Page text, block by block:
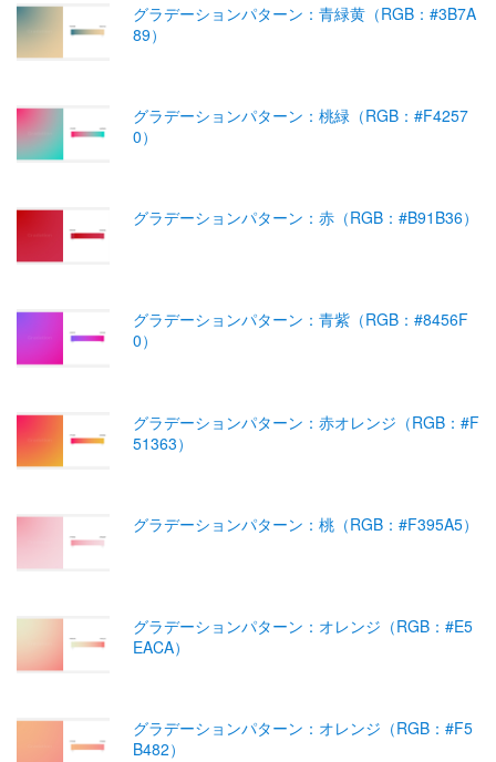
グラデーションパターン：青緑黄（RGB：#3B7A
89）
グラデーションパターン：桃緑（RGB：#F4257
0）
グラデーションパターン：赤（RGB：#B91B36）
グラデーションパターン：青紫（RGB：#8456F
0）
グラデーションパターン：赤オレンジ（RGB：#F
51363）
グラデーションパターン：桃（RGB：#F395A5）
グラデーションパターン：オレンジ（RGB：#E5
EACA）
グラデーションパターン：オレンジ（RGB：#F5
B482）